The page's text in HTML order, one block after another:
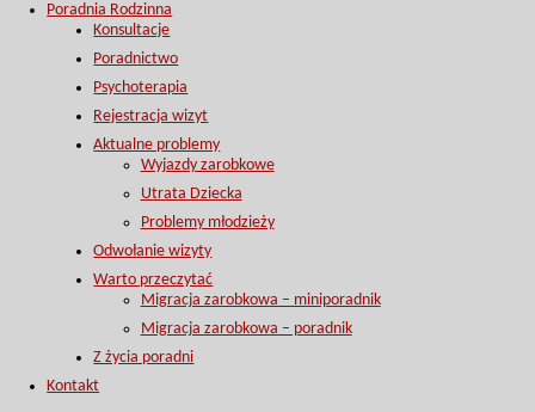
Poradnia Rodzinna
Konsultacje
Poradnictwo
Psychoterapia
Rejestracja wizyt
Aktualne problemy
Wyjazdy zarobkowe
Utrata Dziecka
Problemy młodzieży
Odwołanie wizyty
Warto przeczytać
Migracja zarobkowa – miniporadnik
Migracja zarobkowa – poradnik
Z życia poradni
Kontakt